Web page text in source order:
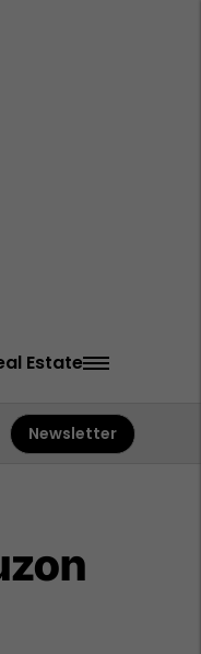
Estate
Newsletter